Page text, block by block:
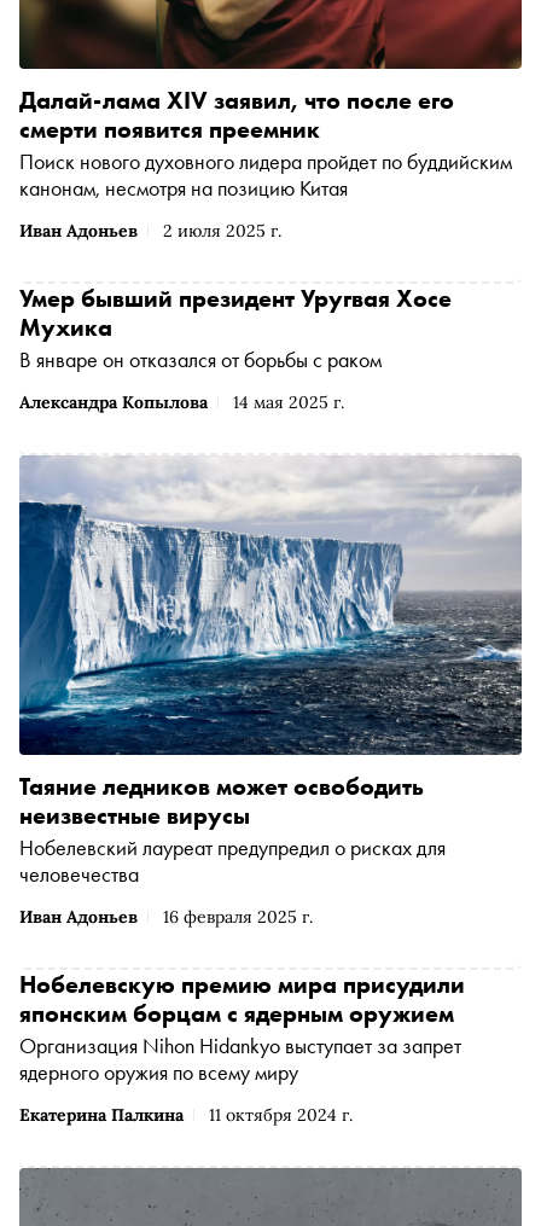
Иван Адоньев 2 июля 2025 г.
Далай-лама XIV заявил, что после его
смерти появится преемник
Поиск нового духовного лидера пройдет по буддийским
канонам, несмотря на позицию Китая
Александра Копылова 14 мая 2025 г.
Умер бывший президент Уругвая Хосе
Мухика
В январе он отказался от борьбы с раком
Иван Адоньев 16 февраля 2025 г.
Таяние ледников может освободить
неизвестные вирусы
Нобелевский лауреат предупредил о рисках для
человечества
Екатерина Палкина 11 октября 2024 г.
Нобелевскую премию мира присудили
японским борцам с ядерным оружием
Организация Nihon Hidankyo выступает за запрет
ядерного оружия по всему миру